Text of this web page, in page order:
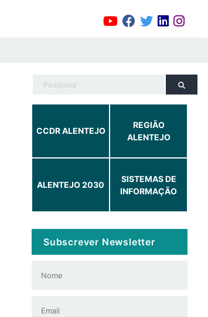
CCDR ALENTEJO
REGIÃO
ALENTEJO
ALENTEJO 2030
SISTEMAS DE
INFORMAÇÃO
Subscrever Newsletter